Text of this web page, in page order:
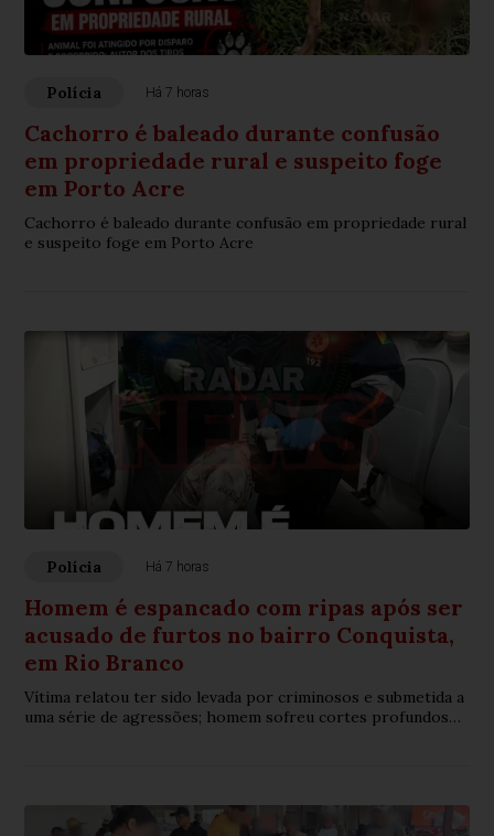
Polícia Há 7 horas
Cachorro é baleado durante confusão
em propriedade rural e suspeito foge
em Porto Acre
Cachorro é baleado durante confusão em propriedade rural
e suspeito foge em Porto Acre
Polícia Há 7 horas
Homem é espancado com ripas após ser
acusado de furtos no bairro Conquista,
em Rio Branco
Vítima relatou ter sido levada por criminosos e submetida a
uma série de agressões; homem sofreu cortes profundos